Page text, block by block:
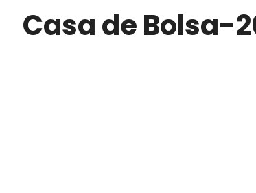
Casa de Bolsa-